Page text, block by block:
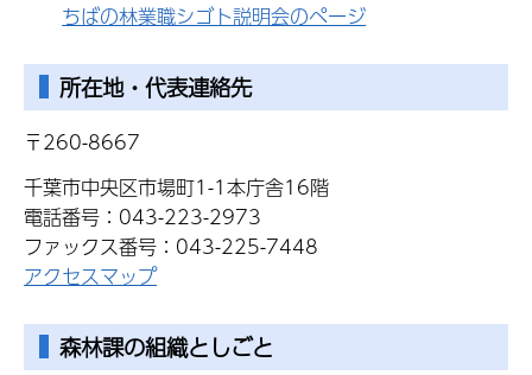
ちばの林業職シゴト説明会のページ
所在地・代表連絡先
〒260-8667
千葉市中央区市場町1-1本庁舎16階
電話番号：043-223-2973
ファックス番号：043-225-7448
アクセスマップ
森林課の組織としごと